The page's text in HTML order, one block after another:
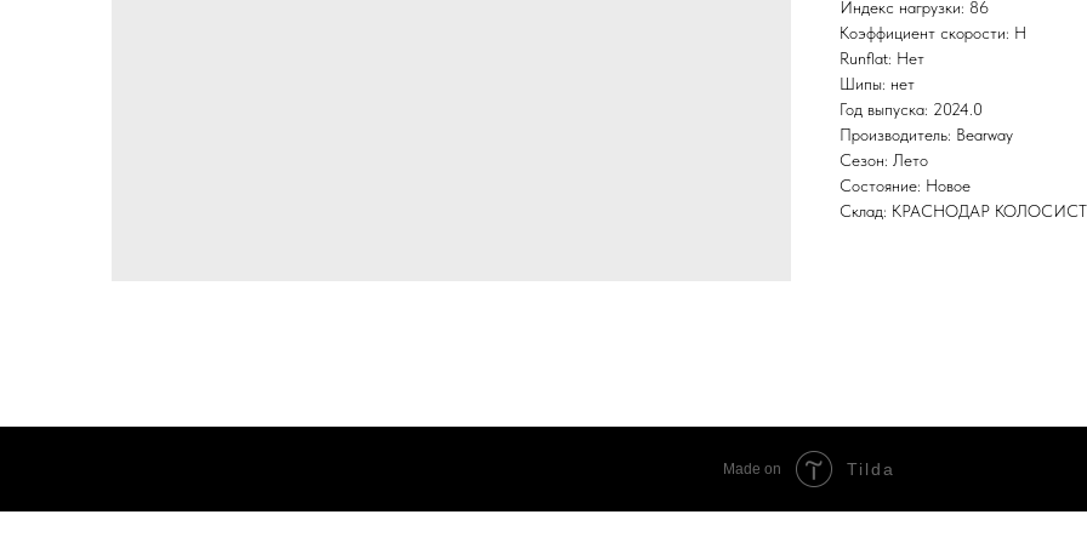
Индекс нагрузки: 86
Коэффициент скорости: H
Runflat: Нет
Шипы: нет
Год выпуска: 2024.0
Производитель: Bearway
Сезон: Лето
Состояние: Новое
Склад: КРАСНОДАР
Made on Tilda